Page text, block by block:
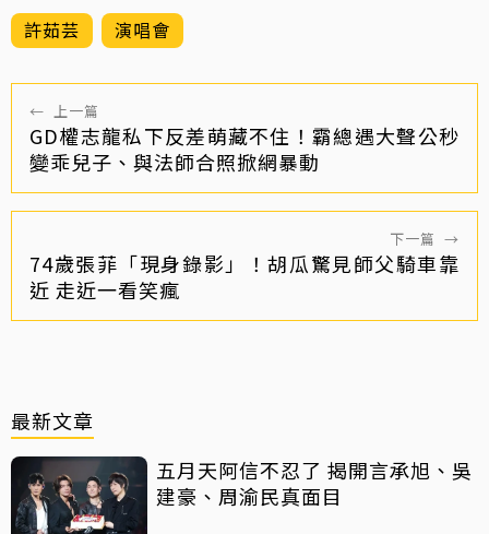
許茹芸 演唱會
← 上一篇
GD權志龍私下反差萌藏不住！霸總遇大聲公秒
變乖兒子、與法師合照掀網暴動
下一篇 →
74歲張菲「現身錄影」！胡瓜驚見師父騎車靠
近 走近一看笑瘋
最新文章
五月天阿信不忍了 揭開言承旭、吳
建豪、周渝民真面目